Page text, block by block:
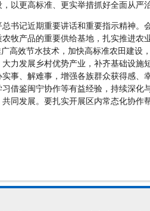
以更高标准、更实举措抓好全面从
书记近期重要讲话和重要指示精神。
牧产品的重要供给基地，扎实推进
高效节水技术，加快高标准农田建
力发展乡村优势产业，补齐基础设
事、解难事，增强各族群众获得感、
借鉴闽宁协作等有益经验，持续深
同发展。要扎实开展区内常态化协